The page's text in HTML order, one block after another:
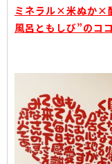
ミネラル×米ぬか×
風呂ともしび”のコ